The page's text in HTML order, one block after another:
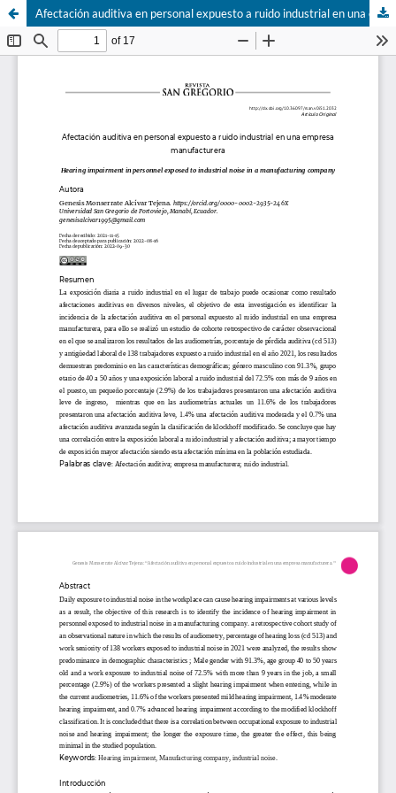
Afectación auditiva en personal expuesto a ruido industrial en una empresa manufacturera